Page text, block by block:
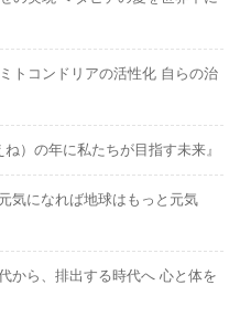
トコンドリアの活性化 自らの治
）の年に私たちが目指す未来』
気になれば地球はもっと元気
から、排出する時代へ 心と体を